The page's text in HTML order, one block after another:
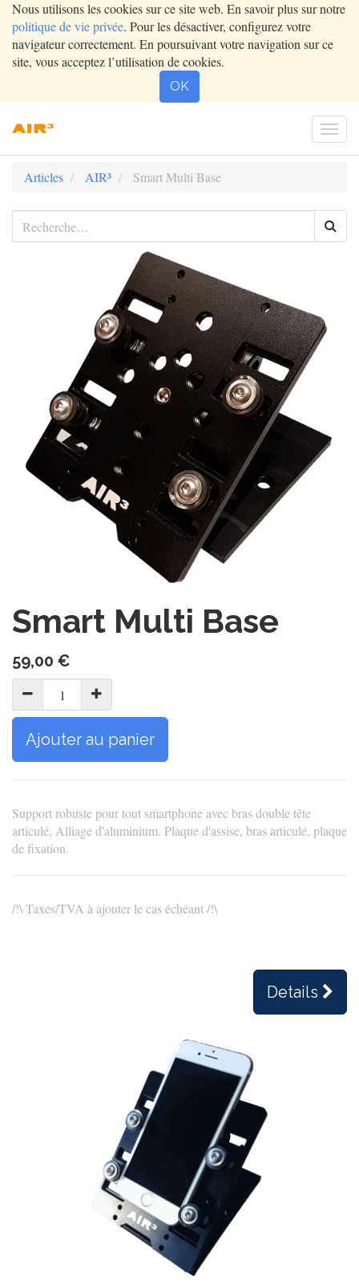
Nous utilisons les cookies sur ce site web. En savoir plus sur notre
politique de vie privée. Pour les désactiver, configurez votre
navigateur correctement. En poursuivant votre navigation sur ce
site, vous acceptez l’utilisation de cookies.
OK
Articles AIR³ Smart Multi Base
Smart Multi Base
59,00 €
Ajouter au panier
Support robuste pour tout smartphone avec bras double tête
articulé, Alliage d'aluminium. Plaque d'assise, bras articulé, plaque
de fixation.
/!\ Taxes/TVA à ajouter le cas échéant /!\
Details